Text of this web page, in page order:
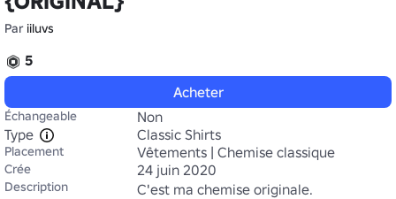
Par iiluvs
5
Acheter
Échangeable
Non
Type
Classic Shirts
Placement Vêtements | Chemise classique
Crée 24 juin 2020
Description C'est ma chemise originale.